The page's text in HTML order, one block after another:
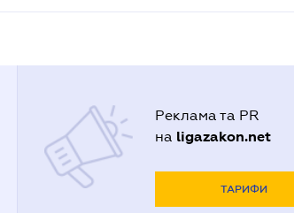
Реклама та PR
на ligazakon.net
ТАРИФИ